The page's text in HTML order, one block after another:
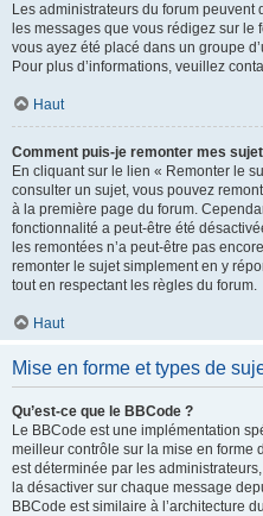
Les administrateurs du forum
les messages que vous rédigez sur
vous ayez été placé dans un groupe
Pour plus d’informations, veuillez
Haut
Comment puis-je remonter mes
En cliquant sur le lien « Remonter le
consulter un sujet, vous pouvez
à la première page du forum.
fonctionnalité a peut-être été
les remontées n’a peut-être pas
remonter le sujet simplement en y
tout en respectant les règles du forum.
Haut
Mise en forme et types de
Qu’est-ce que le BBCode ?
Le BBCode est une implémentation
meilleur contrôle sur la mise en forme
est déterminée par les
la désactiver sur chaque message
BBCode est similaire à l’architecture